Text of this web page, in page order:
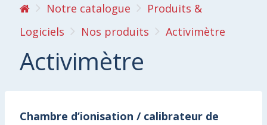
Notre catalogue
Produits &
Logiciels
Nos produits Activimètre
Activimètre
Chambre d’ionisation / calibrateur de